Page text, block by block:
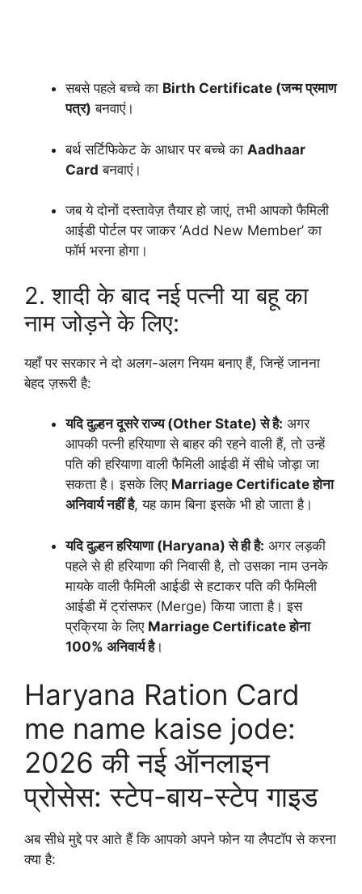
सबसे पहले बच्चे का Birth Certificate (जन्म प्रमाण
पत्र) बनवाएं।
बर्थ सर्टिफिकेट के आधार पर बच्चे का Aadhaar
Card बनवाएं।
जब ये दोनों दस्तावेज़ तैयार हो जाएं, तभी आपको फैमिली
आईडी पोर्टल पर जाकर ‘Add New Member’ का
फॉर्म भरना होगा।
2. शादी के बाद नई पत्नी या बहू का
नाम जोड़ने के लिए:
यहाँ पर सरकार ने दो अलग-अलग नियम बनाए हैं, जिन्हें जानना
बेहद ज़रूरी है:
यदि दुल्हन दूसरे राज्य (Other State) से है: अगर
आपकी पत्नी हरियाणा से बाहर की रहने वाली हैं, तो उन्हें
पति की हरियाणा वाली फैमिली आईडी में सीधे जोड़ा जा
सकता है। इसके लिए Marriage Certificate होना
अनिवार्य नहीं है, यह काम बिना इसके भी हो जाता है।
यदि दुल्हन हरियाणा (Haryana) से ही है: अगर लड़की
पहले से ही हरियाणा की निवासी है, तो उसका नाम उनके
मायके वाली फैमिली आईडी से हटाकर पति की फैमिली
आईडी में ट्रांसफर (Merge) किया जाता है। इस
प्रक्रिया के लिए Marriage Certificate होना
100% अनिवार्य है।
Haryana Ration Card
me name kaise jode:
2026 की नई ऑनलाइन
प्रोसेस: स्टेप-बाय-स्टेप गाइड
अब सीधे मुद्दे पर आते हैं कि आपको अपने फोन या लैपटॉप से करना
क्या है: